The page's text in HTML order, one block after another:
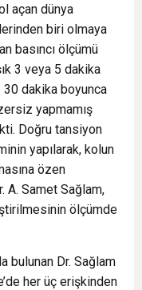
açan dünya
biri olmaya
basıncı ölçümü
3 veya 5 dakika
dakika boyunca
yapmamış
Doğru tansiyon
yapılarak, kolun
özen
Samet Sağlam,
ölçümde
bulunan Dr. Sağlam
her üç erişkinden